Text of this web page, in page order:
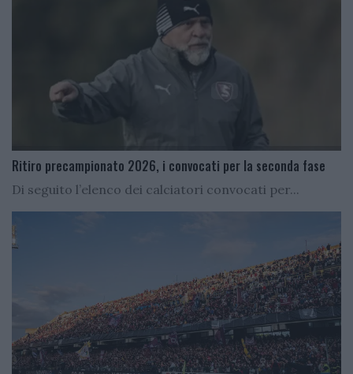
Ritiro precampionato 2026, i convocati per la seconda fase
Di seguito l’elenco dei calciatori convocati per...